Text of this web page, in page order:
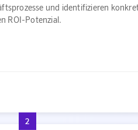
und identifizieren
ROI-Potenzial.
2